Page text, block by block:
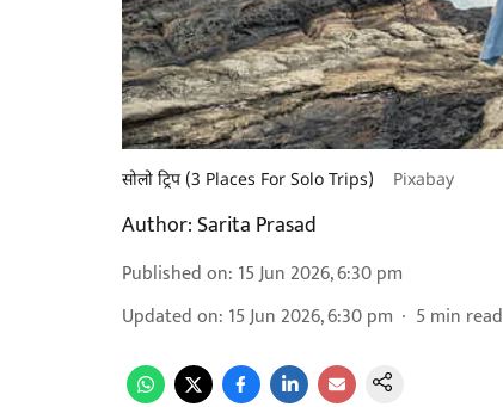
सोलो ट्रिप (3 Places For Solo Trips) Pixabay
Author:Sarita Prasad
Published on: 15 Jun 2026, 6:30 pm
Updated on: 15 Jun 2026, 6:30 pm 5min read